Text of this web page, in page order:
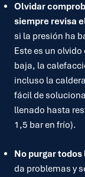
Olvidar
siempre revisa
si la presión ha
Este es un
baja, la
incluso la
fácil de
llenado hasta
1,5 bar en frío).
No purgar
da problemas y